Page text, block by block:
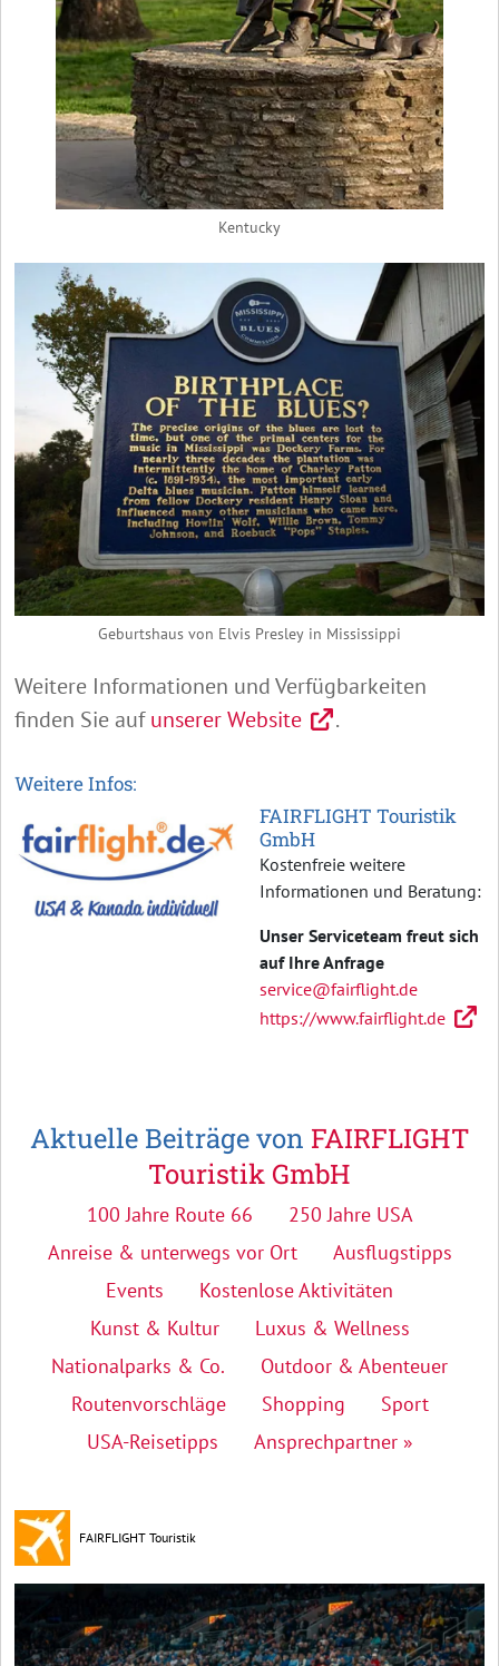
Kentucky
Geburtshaus von Elvis Presley in Mississippi
Weitere Informationen und Verfügbarkeiten
finden Sie aufunserer Website .
Weitere Infos:
FAIRFLIGHT Touristik
GmbH
Kostenfreie weitere
Informationen und Beratung:
Unser Serviceteam freut sich
auf Ihre Anfrage
service@fairflight.de
https://www.fairflight.de
Aktuelle Beiträge von FAIRFLIGHT
Touristik GmbH
100 Jahre Route 66
250 Jahre USA
Anreise & unterwegs vor Ort
Ausflugstipps
Events
Kostenlose Aktivitäten
Kunst & Kultur
Luxus & Wellness
Nationalparks & Co.
Outdoor & Abenteuer
Routenvorschläge
Shopping
Sport
USA-Reisetipps
Ansprechpartner »
FAIRFLIGHT Touristik